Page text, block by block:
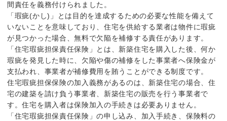
間責任を義務付けられました。
「瑕疵(かし)」とは目的を達成するための必要な性能を備えて
いないことを意味しており、住宅を供給する業者は物件に瑕疵
が見つかった場合、無料で欠陥を補修する責任があります。
「住宅瑕疵担保責任保険」とは、新築住宅を購入した後、何か
瑕疵を発見した時に、欠陥や傷の補修をした事業者へ保険金が
支払われ、事業者が補修費用を賄うことができる制度です。
住宅瑕疵担保保険の加入義務があるのは、新築住宅の場合、住
宅の建築を請け負う事業者、新築住宅の販売を行う事業者で
す。住宅を購入者は保険加入の手続きは必要ありません。
「住宅瑕疵担保責任保険」の申し込み、加入手続き、保険料の